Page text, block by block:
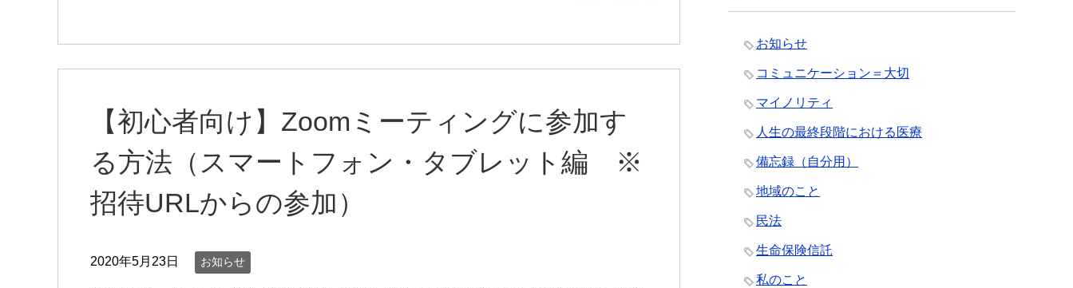
【初心者向け】Zoomミーティングに参加す
る方法（スマートフォン・タブレット編 ※
招待URLからの参加）
2020年5月23日 お知らせ
お知らせ
コミュニケーション＝大切
マイノリティ
人生の最終段階における医療
備忘録（自分用）
地域のこと
民法
生命保険信託
私のこと